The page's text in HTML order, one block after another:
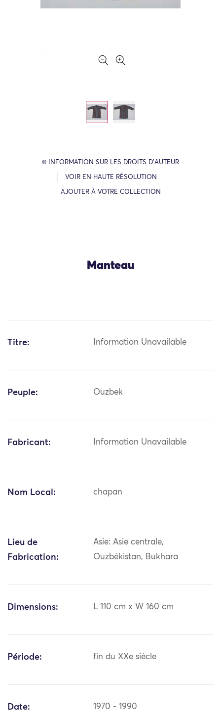
© INFORMATION SUR LES DROITS D’AUTEUR
VOIR EN HAUTE RÉSOLUTION
AJOUTER À VOTRE COLLECTION
Manteau
Titre: Information Unavailable
Peuple: Ouzbek
Fabricant: Information Unavailable
Nom Local: chapan
Lieu de
Fabrication:
Asie: Asie centrale,
Ouzbékistan, Bukhara
Dimensions: L 110 cm x W 160 cm
Période: fin du XXe siècle
Date: 1970 - 1990